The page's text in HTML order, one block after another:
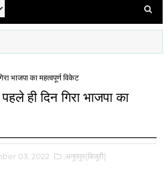
भाजपा का महत्वपूर्ण विकेट
ही दिन गिरा भाजपा का
03, 2022 ,अनूपपुर(बिजुरी)